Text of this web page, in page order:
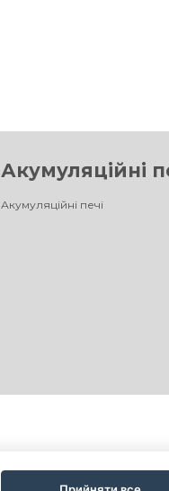
Акумуляційні
Акумуляційні печі